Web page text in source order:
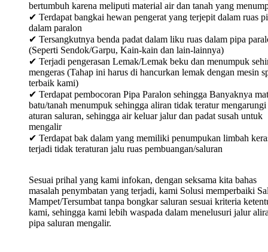
bertumbuh karena meliputi material air dan tanah yang
✔ Terdapat bangkai hewan pengerat yang terjepit dalam ruas
dalam paralon
✔ Tersangkutnya benda padat dalam liku ruas dalam pipa
(Seperti Sendok/Garpu, Kain-kain dan lain-lainnya)
✔ Terjadi pengerasan Lemak/Lemak beku dan menumpuk
mengeras (Tahap ini harus di hancurkan lemak dengan mesin
terbaik kami)
✔ Terdapat pembocoran Pipa Paralon sehingga Banyaknya
batu/tanah menumpuk sehingga aliran tidak teratur mengarungi
aturan saluran, sehingga air keluar jalur dan padat susah untuk
mengalir
✔ Terdapat bak dalam yang memiliki penumpukan limbah
terjadi tidak teraturan jalu ruas pembuangan/saluran
Sesuai prihal yang kami infokan, dengan seksama kita bahas
masalah penymbatan yang terjadi, kami Solusi memperbaiki
Mampet/Tersumbat tanpa bongkar saluran sesuai kriteria
kami, sehingga kami lebih waspada dalam menelusuri jalur
pipa saluran mengalir.